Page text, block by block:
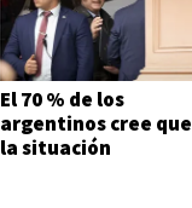
El 70 % de los
argentinos cree que
la situación